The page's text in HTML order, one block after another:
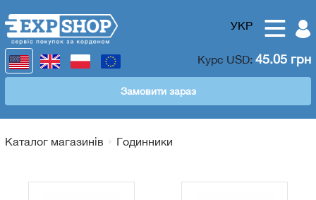
УКР
Курс USD: 45.05 грн
Замовити зараз
Каталог магазинів Годинники